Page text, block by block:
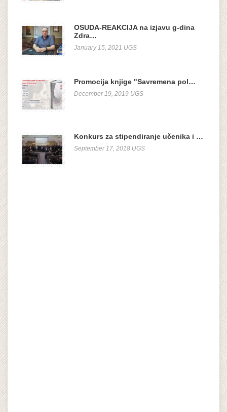
OSUDA-REAKCIJA na izjavu g-dina
Zdra…
January 15, 2021 UGS
Promocija knjige "Savremena pol…
December 19, 2019 UGS
Konkurs za stipendiranje učenika i …
September 17, 2018 UGS